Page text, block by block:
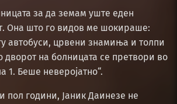
за да земам уште еден
Она што го видов ме шокираше:
автобуси, црвени знамиња и толпи
дворот на болницата се претвори во
1. Беше неверојатно“.
пол години, Јаник Даинезе не